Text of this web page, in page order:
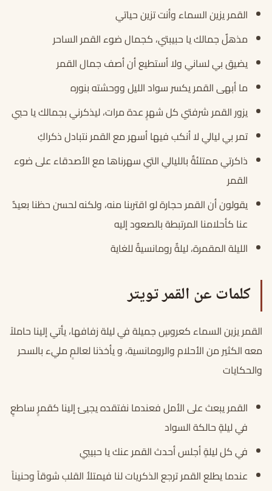
القمر يزين السماء وأنت تزين حياتي
مذهلٌ جمالك يا حبيبتي، كجمال ضوء القمر الساحر
يضيق بي لساني ولا أستطيع أن أصف جمال القمر
ما أبهى القمر يكسر سواد الليل ووحشته بنوره
يزور القمر شرفتي كل شهرٍ عدة مرات، ليذكرني بجمالك يا حبي
تمر بي ليالي لا أنكب فيها أسهر مع القمر نتبادل ذكراكِ
ذاكرتي ممتلئةٌ بالليالي التي سهرناها مع الأصدقاء على ضوء
القمر
يقولون أن القمر حجارة لو اقتربنا منه، ولكنه لحسن حظنا بعيدٌ
عنا كأحلامنا المرتبطة بالصعود إليه
الليلة المقمرة، ليلةٌ رومانسيةٌ للغاية
كلمات عن القمر تويتر
القمر يزين السماء كعروسٍ جميلة في ليلة زفافها، يأتي إلينا حاملاً
معه الكثير من الأحلام والرومانسية، و يأخذنا لعالمٍ مليء بالسحر
والحكايات
القمر يبعث على الأمل فعندما نفتقده يجيئ إلينا كقمرٍ ساطعٍ
في ليلةٍ حالكة السواد
في كل ليلةٍ أجلس أحدث القمر عنك يا حبيبي
عندما يطلع القمر ترجع الذكريات لنا فيمتلأ القلب شوقاً وحنيناً